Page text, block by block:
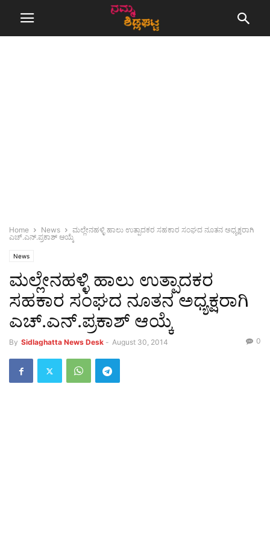
Home News
ಮಲ್ಲೇನಹಳ್ಳಿ ಹಾಲು ಉತ್ಪಾದಕರ ಸಹಕಾರ ಸಂಘದ ನೂತನ ಅಧ್ಯಕ್ಷರಾಗಿ
ಎಚ್‌.ಎನ್‌.ಪ್ರಕಾಶ್‌ ಆಯ್ಕೆ
News
ಮಲ್ಲೇನಹಳ್ಳಿ ಹಾಲು ಉತ್ಪಾದಕರ
ಸಹಕಾರ ಸಂಘದ ನೂತನ ಅಧ್ಯಕ್ಷರಾಗಿ
ಎಚ್‌.ಎನ್‌.ಪ್ರಕಾಶ್‌ ಆಯ್ಕೆ
By Sidlaghatta News Desk - August 30, 2014 0